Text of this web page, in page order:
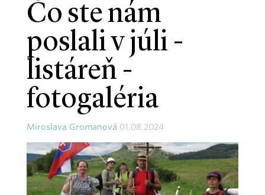
Čo ste nám
poslali v júli -
listáreň -
fotogaléria
Miroslava Gromanová 01.08.2024